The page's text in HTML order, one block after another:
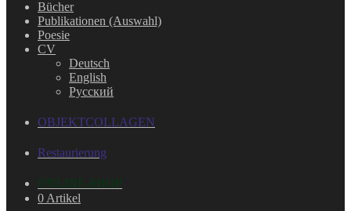
Bücher
Publikationen (Auswahl)
Poesie
CV
Deutsch
English
Русский
OBJEKTCOLLAGEN
Restaurierung
ONLINE-SHOP
0 Artikel